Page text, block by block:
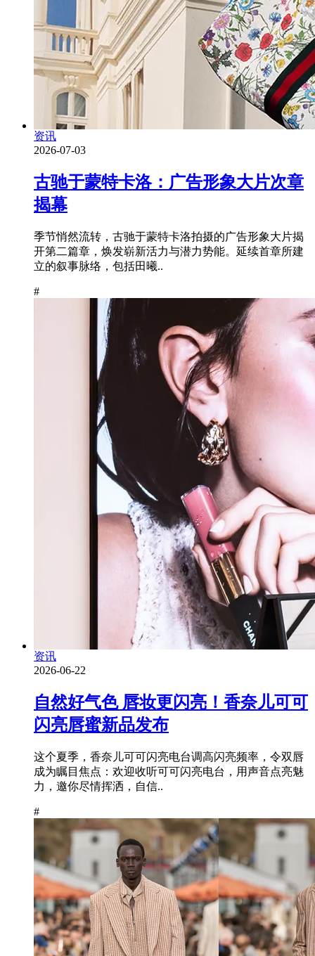
资讯
2026-07-03
古驰于蒙特卡洛：广告形象大片次章
揭幕
季节悄然流转，古驰于蒙特卡洛拍摄的广告形象大片揭
开第二篇章，焕发崭新活力与潜力势能。延续首章所建
立的叙事脉络，包括田曦..
#
资讯
2026-06-22
自然好气色 唇妆更闪亮！香奈儿可可
闪亮唇蜜新品发布
这个夏季，香奈儿可可闪亮电台调高闪亮频率，令双唇
成为瞩目焦点：欢迎收听可可闪亮电台，用声音点亮魅
力，邀你尽情挥洒，自信..
#